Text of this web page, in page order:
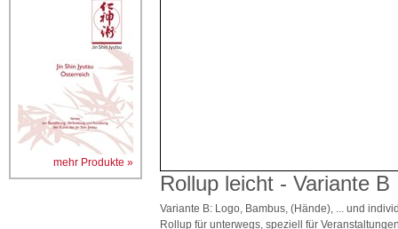
mehr Produkte »
Rollup leicht - Variante B
Variante B: Logo, Bambus, (Hände), ... und
Rollup für unterwegs, speziell für